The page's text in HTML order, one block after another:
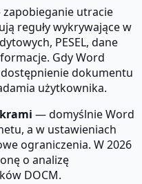
utracie
reguły wykrywające w
PESEL, dane
Gdy Word
dokumentu
użytkownika.
— domyślnie Word
a w ustawieniach
ograniczenia. W 2026
o analizę
DOCM.